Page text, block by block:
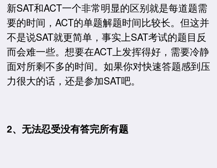
新SAT和ACT一个非常明显的区别就是每道题需
要的时间，ACT的单题解题时间比较长。但这并
不是说SAT就更简单，事实上SAT考试的题目反
而会难一些。想要在ACT上发挥得好，需要冷静
面对所剩不多的时间。如果你对快速答题感到压
力很大的话，还是参加SAT吧。
2、无法忍受没有答完所有题